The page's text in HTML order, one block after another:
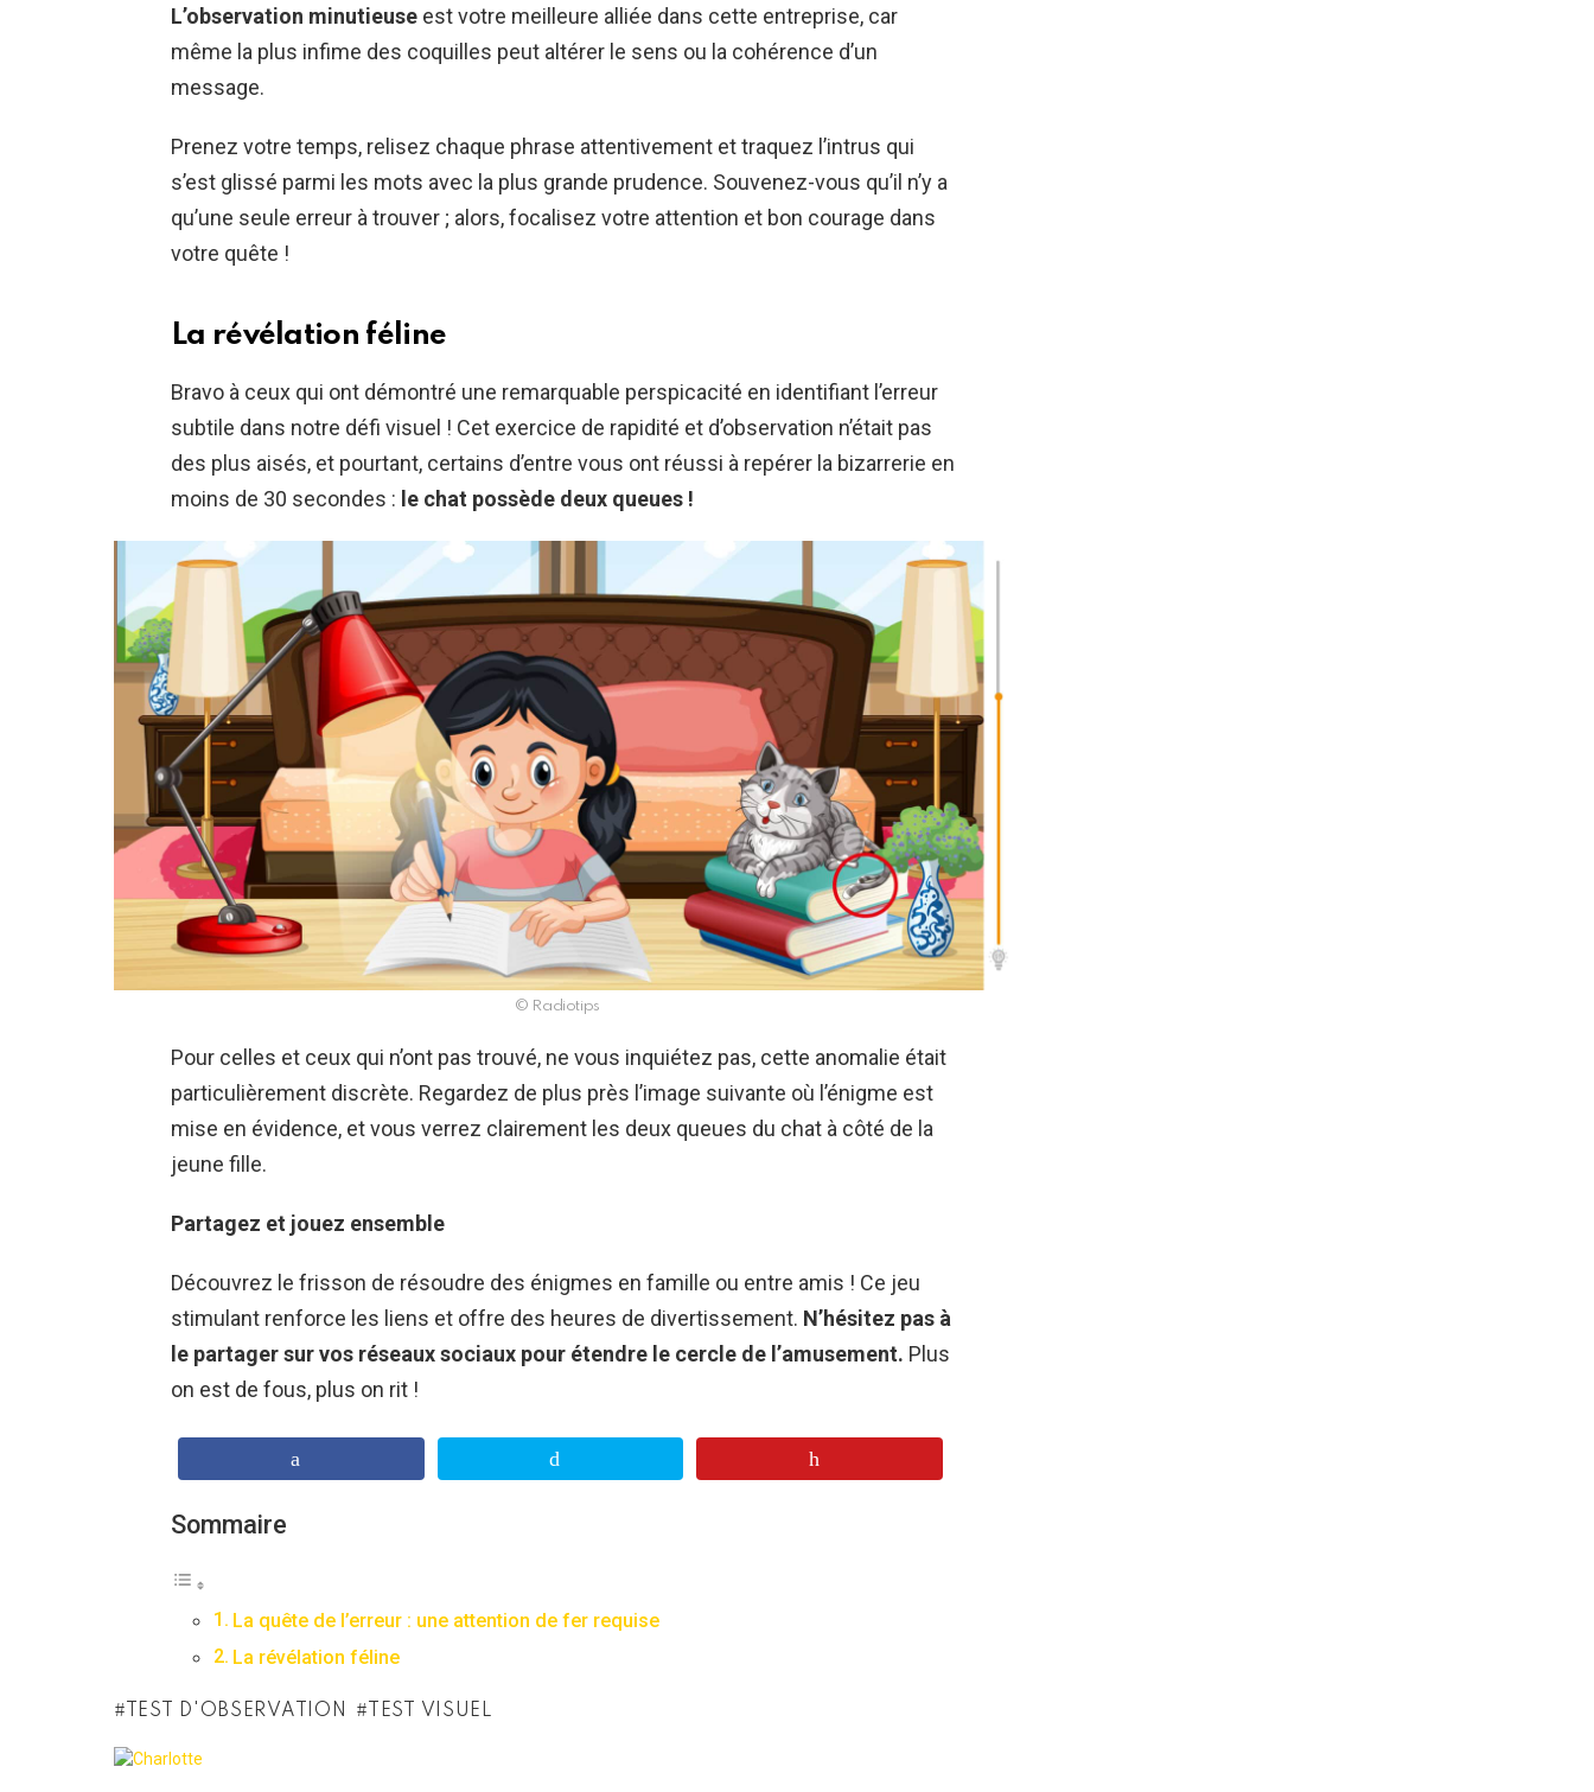
L’observation minutieuse est votre meilleure alliée dans cette entreprise, car
même la plus infime des coquilles peut altérer le sens ou la cohérence d’un
message.
Prenez votre temps, relisez chaque phrase attentivement et traquez l’intrus qui
s’est glissé parmi les mots avec la plus grande prudence. Souvenez-vous qu’il n’y a
qu’une seule erreur à trouver ; alors, focalisez votre attention et bon courage dans
votre quête !
La révélation féline
Bravo à ceux qui ont démontré une remarquable perspicacité en identifiant l’erreur
subtile dans notre défi visuel ! Cet exercice de rapidité et d’observation n’était pas
des plus aisés, et pourtant, certains d’entre vous ont réussi à repérer la bizarrerie en
moins de 30 secondes : le chat possède deux queues !
© Radiotips
Pour celles et ceux qui n’ont pas trouvé, ne vous inquiétez pas, cette anomalie était
particulièrement discrète. Regardez de plus près l’image suivante où l’énigme est
mise en évidence, et vous verrez clairement les deux queues du chat à côté de la
jeune fille.
Partagez et jouez ensemble
Découvrez le frisson de résoudre des énigmes en famille ou entre amis ! Ce jeu
stimulant renforce les liens et offre des heures de divertissement. N’hésitez pas à
le partager sur vos réseaux sociaux pour étendre le cercle de l’amusement. Plus
on est de fous, plus on rit !
Sommaire
La quête de l’erreur : une attention de fer requise
La révélation féline
TEST D'OBSERVATION TEST VISUEL